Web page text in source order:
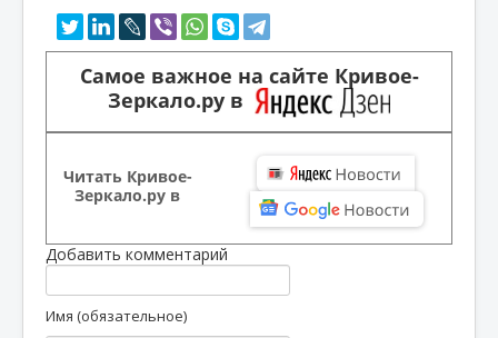
Самое важное на сайте Кривое-
Зеркало.ру в
Читать Кривое-
Зеркало.ру в
Добавить комментарий
Имя (обязательное)